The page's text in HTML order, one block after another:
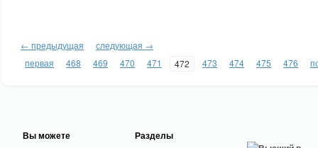
← предыдущая
следующая →
первая
468 469 470 471 472 473 474 475 476
Вы можете Разделы